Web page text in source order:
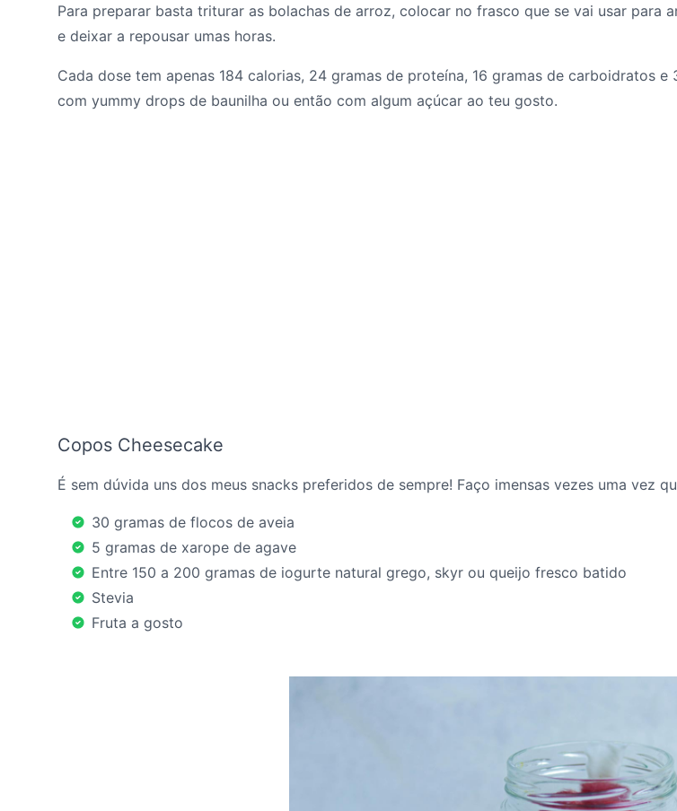
Para preparar basta triturar as bolachas de arroz, colocar no frasco que se vai usar para
e deixar a repousar umas horas.
Cada dose tem apenas 184 calorias, 24 gramas de proteína, 16 gramas de carboidratos
com yummy drops de baunilha ou então com algum açúcar ao teu gosto.
Copos Cheesecake
É sem dúvida uns dos meus snacks preferidos de sempre! Faço imensas vezes uma vez
30 gramas de flocos de aveia
5 gramas de xarope de agave
Entre 150 a 200 gramas de iogurte natural grego, skyr ou queijo fresco batido
Stevia
Fruta a gosto